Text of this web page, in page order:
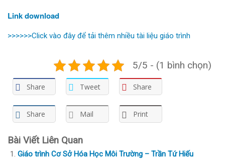
Link download
>>>>>>Click vào đây để tải thêm nhiều tài liệu giáo trình
5/5 - (1 bình chọn)
Share Tweet Share
Share Mail Print
Bài Viết Liên Quan
Giáo trình Cơ Sở Hóa Học Môi Trường – Trần Tứ Hiếu